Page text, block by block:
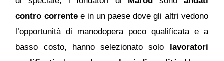
contro correntee in un paese dove gli altri vedono
l’opportunità di manodopera poco qualificata e a
basso costo, hanno selezionato solo lavoratori